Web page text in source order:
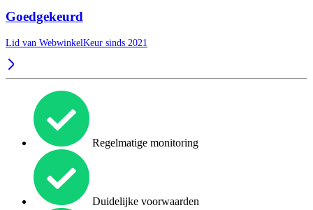
Goedgekeurd
Lid van WebwinkelKeur sinds 2021
Regelmatige monitoring
Duidelijke voorwaarden